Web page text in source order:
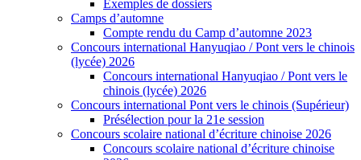
Exemples de dossiers
Camps d’automne
Compte rendu du Camp d’automne 2023
Concours international Hanyuqiao / Pont vers le chinois
(lycée) 2026
Concours international Hanyuqiao / Pont vers le
chinois (lycée) 2026
Concours international Pont vers le chinois (Supérieur)
Présélection pour la 21e session
Concours scolaire national d’écriture chinoise 2026
Concours scolaire national d’écriture chinoise